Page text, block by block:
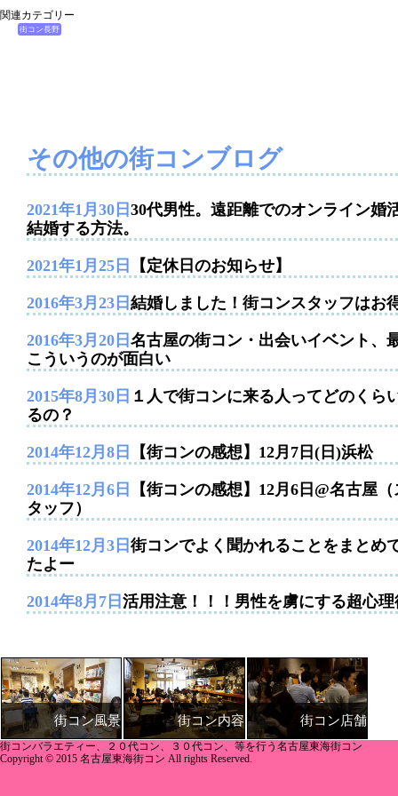
関連カテゴリー
街コン長野
その他の街コンブログ
2021年1月30日 30代男性。遠距離でのオンライン婚
結婚する方法。
2021年1月25日 【定休日のお知らせ】
2016年3月23日 結婚しました！街コンスタッフはお
2016年3月20日 名古屋の街コン・出会いイベント、
こういうのが面白い
2015年8月30日 １人で街コンに来る人ってどのくら
るの？
2014年12月8日 【街コンの感想】12月7日(日)浜松
2014年12月6日
【街コンの感想】12月6日@名古屋（
タッフ）
2014年12月3日 街コンでよく聞かれることをまとめ
たよー
2014年8月7日 活用注意！！！男性を虜にする超心理
街コン風景 街コン内容 街コン店舗
街コンバラエティー、２０代コン、３０代コン、等を行う名古屋東海街コン
Copyright © 2015 名古屋東海街コン All rights Reserved.